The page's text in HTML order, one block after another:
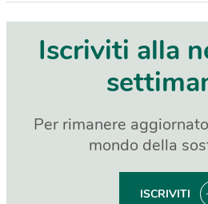
Iscriviti alla
Per rimanere
mondo della
ISCRIVITI